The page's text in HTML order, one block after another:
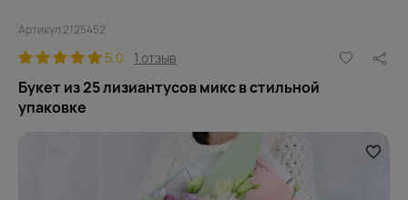
Артикул 2125452
5.0 1 отзыв
Букет из 25 лизиантусов микс в стильной
упаковке